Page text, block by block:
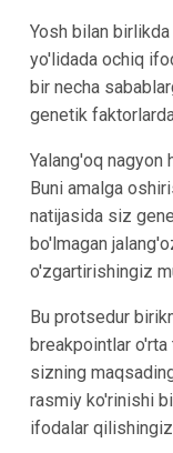
Yosh bilan
yo'lidada ochiq
bir necha
genetik
Yalang'oq nagyon
Buni amalga
natijasida siz
bo'lmagan
o'zgartirishingiz
Bu protsedur
breakpointlar
sizning
rasmiy ko'rinishi
ifodalar